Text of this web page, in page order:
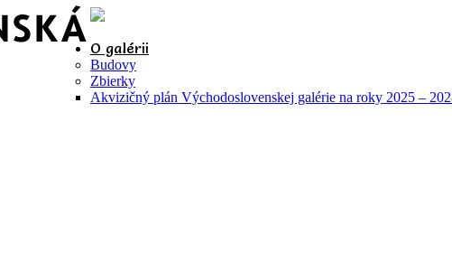
O galérii
Budovy
Zbierky
Akvizičný plán Východoslovenskej galérie na roky 2025 –